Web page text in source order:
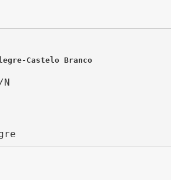
Castelo Branco